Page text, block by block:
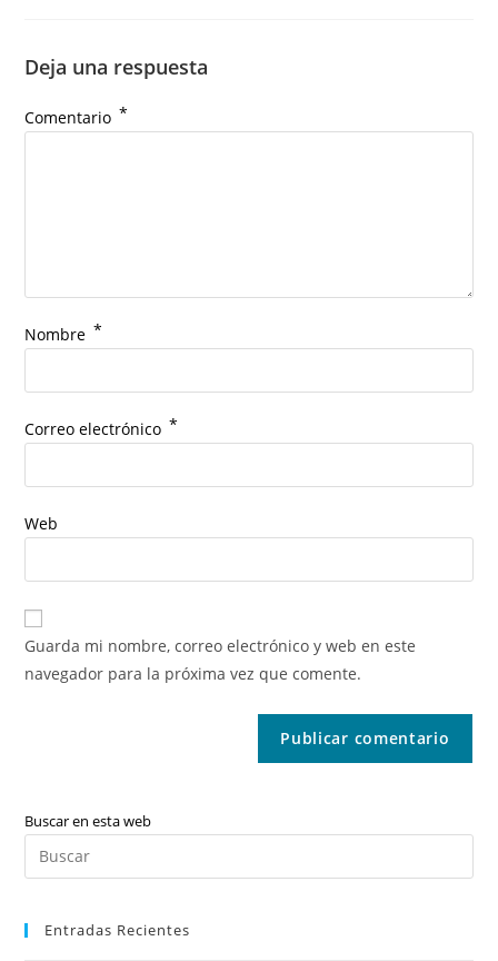
Deja una respuesta
Comentario *
Nombre *
Correo electrónico *
Web
Guarda mi nombre, correo electrónico y web en este
navegador para la próxima vez que comente.
Buscar en esta web
Entradas Recientes